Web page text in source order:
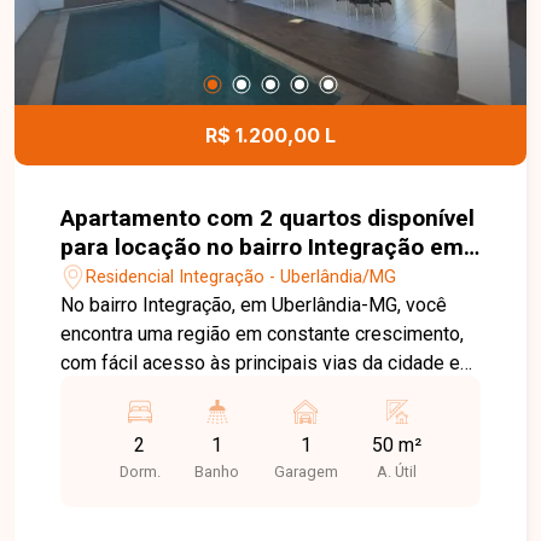
moradores. Entre em contato com a Delta
Imóveis e agende sua visita. Nossa equipe está
pronta para apresentar todos os detalhes deste
imóvel e ajudar você a encontrar o imóvel ideal
para morar ou investir.
R$ 1.200,00 L
Apartamento com 2 quartos disponível
para locação no bairro Integração em
Uberlândia-MG
Residencial Integração - Uberlândia/MG
No bairro Integração, em Uberlândia-MG, você
encontra uma região em constante crescimento,
com fácil acesso às principais vias da cidade e
farmácias e diversos comércios, oferecendo
praticidade e qualidade de vida. Apartamento
disponível para locação, composto por sala,
2
Dorm.
1
Banho
1
Garagem
50 m²
A. Útil